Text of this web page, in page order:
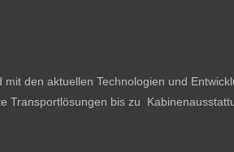
den aktuellen Technologien und
Transportlösungen bis zu